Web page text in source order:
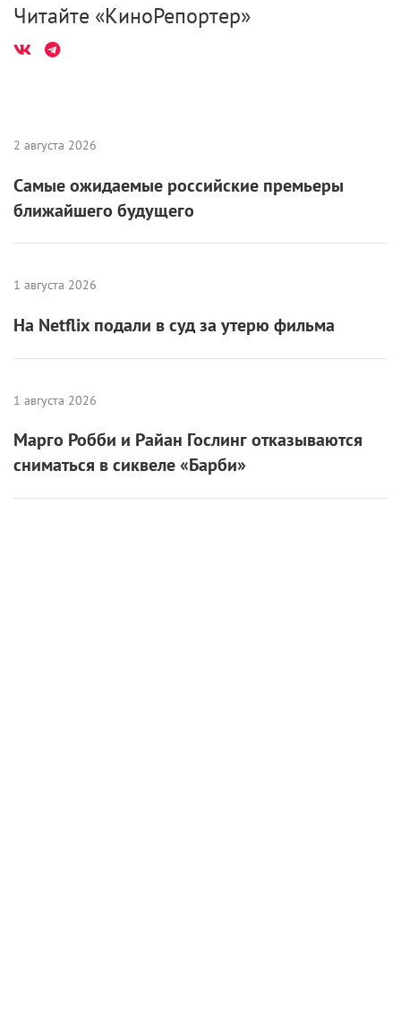
Читайте «КиноРепортер»
2 августа 2026
Самые ожидаемые российские премьеры
ближайшего будущего
1 августа 2026
На Netflix подали в суд за утерю фильма
1 августа 2026
Марго Робби и Райан Гослинг отказываются
сниматься в сиквеле «Барби»